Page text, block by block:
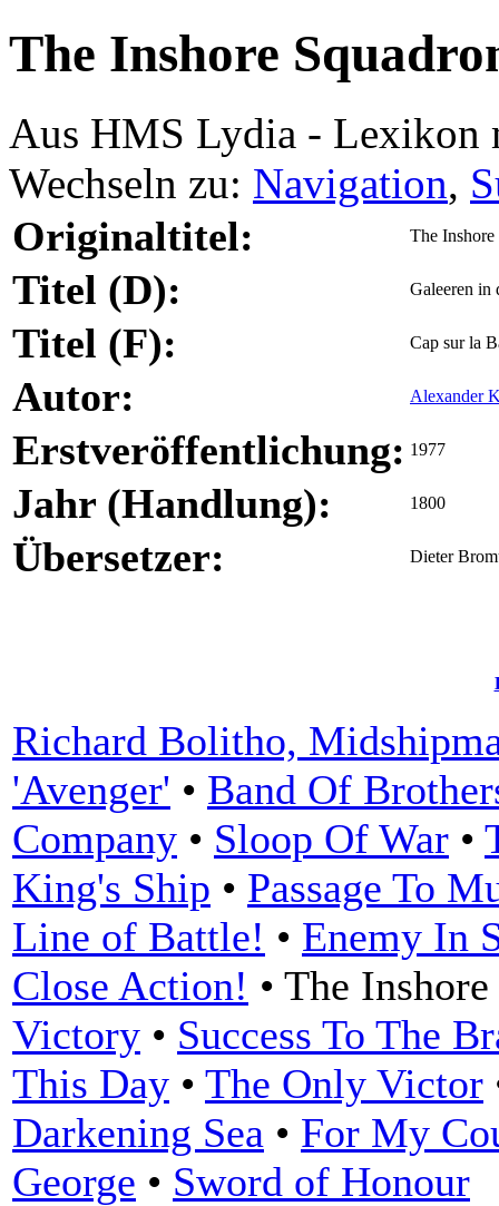
The Inshore
Aus HMS Lydia - Lexikon
Wechseln zu: Navigation,
Originaltitel: The
Titel (D): Galeeren in
Titel (F): Cap sur la
Autor: Alexander
Erstveröffentlichung: 1977
Jahr (Handlung): 1800
Übersetzer: Dieter
Richard Bolitho,
'Avenger' • Band Of
Company • Sloop Of War •
King's Ship • Passage To
Line of Battle! • Enemy In
Close Action! • The
Victory • Success To The
This Day • The Only Victor
Darkening Sea • For My
George • Sword of Honour